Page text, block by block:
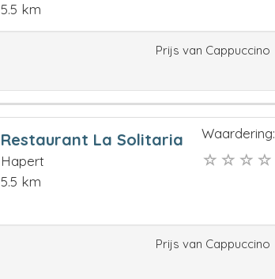
5.5 km
Prijs van Cappuccino
Restaurant La Solitaria
Hapert
5.5 km
Waardering:
Prijs van Cappuccino